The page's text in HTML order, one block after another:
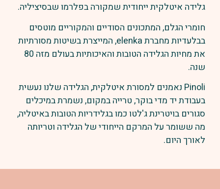
גלידה איטלקית ייחודית שמקורה בפלרמו שבסיציליה.
חומרי הגלם, המתכונים הסודיים והמקוריים מוטסים
בבלעדיות מחברת elenka, המייצרת בשיטות מסורתיות
את מחיות הגלידה הטובות והאיכותיות בעולם מזה 80
שנה.
Pinoli נאמנים למסורת איטלקית, הגלידה שלנו נעשית
בעבודת יד מדי בוקר, טרייה במקום, נשמרת במיכלים
סגורים בויטרינת ג'לטו כמו בגלידריות הטובות באיטליה,
מה ששומר על המרקם הייחודי של הגלידה וטריותה
לאורך היום.